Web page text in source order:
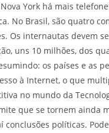
York há mais
No Brasil, são quatro
Os internautas devem
uns 10 milhões, dos
os países e as
à Internet, o que
no mundo da
que se tornem ainda
conclusões políticas.